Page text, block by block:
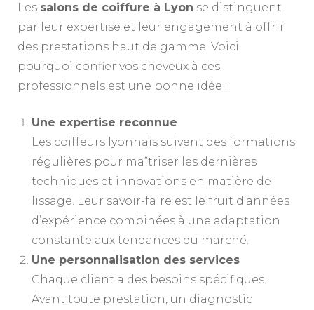
Les salons de coiffure à Lyon se distinguent
par leur expertise et leur engagement à offrir
des prestations haut de gamme. Voici
pourquoi confier vos cheveux à ces
professionnels est une bonne idée :
Une expertise reconnue
Les coiffeurs lyonnais suivent des formations
régulières pour maîtriser les dernières
techniques et innovations en matière de
lissage. Leur savoir-faire est le fruit d’années
d’expérience combinées à une adaptation
constante aux tendances du marché.
Une personnalisation des services
Chaque client a des besoins spécifiques.
Avant toute prestation, un diagnostic